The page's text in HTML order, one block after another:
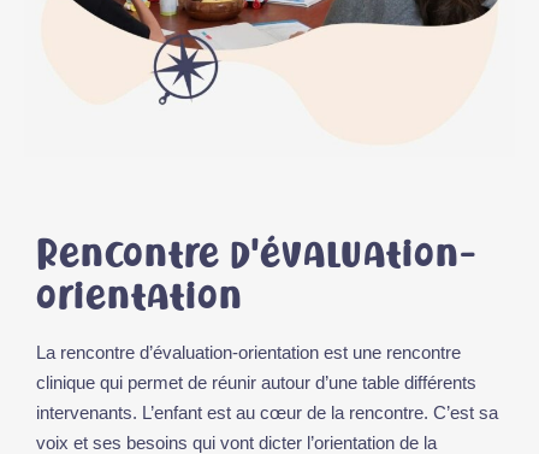
Rencontre d’évaluation-
orientation
La rencontre d’évaluation-orientation est une rencontre
clinique qui permet de réunir autour d’une table différents
intervenants. L’enfant est au cœur de la rencontre. C’est sa
voix et ses besoins qui vont dicter l’orientation de la